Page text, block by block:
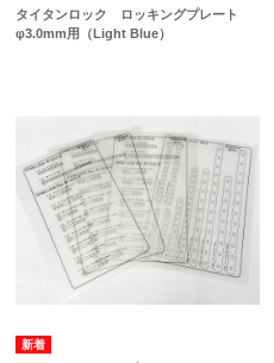
タイタンロック ロッキングプレート
φ3.0mm用（Light Blue）